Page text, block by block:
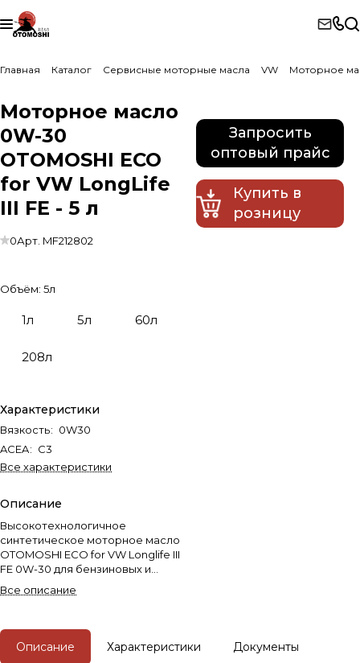
Главная Каталог Сервисные моторные масла VW Моторное
Моторное масло
0W-30
OTOMOSHI ECO
for VW LongLife
III FE - 5 л
0Арт. MF212802
Объём: 5л
1л 5л 60л
208л
Характеристики
Вязкость: 0W30
ACEA: C3
Все характеристики
Описание
Высокотехнологичное
синтетическое моторное масло
OTOMOSHI ECO for VW Longlife III
FE 0W-30 для бензиновых и
двигатели с сажевыми
Все описание
Запросить
оптовый прайс
Купить в
розницу
Описание Характеристики Документы